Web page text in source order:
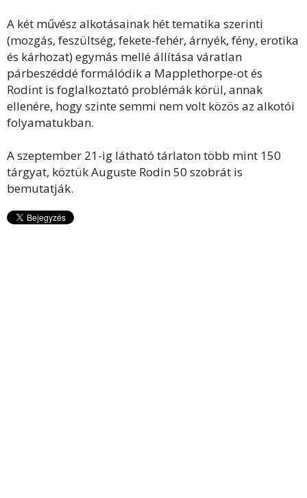
A két művész alkotásainak hét tematika szerinti
(mozgás, feszültség, fekete-fehér, árnyék, fény, erotika
és kárhozat) egymás mellé állítása váratlan
párbeszéddé formálódik a Mapplethorpe-ot és
Rodint is foglalkoztató problémák körül, annak
ellenére, hogy szinte semmi nem volt közös az alkotói
folyamatukban.
A szeptember 21-ig látható tárlaton több mint 150
tárgyat, köztük Auguste Rodin 50 szobrát is
bemutatják.